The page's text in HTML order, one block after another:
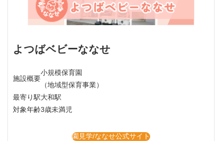
よつばベビーななせ
施設概要
小規模保育園
（地域型保育事業）
最寄り駅大和駅
対象年齢3歳未満児
園見学/ななせ公式サイト